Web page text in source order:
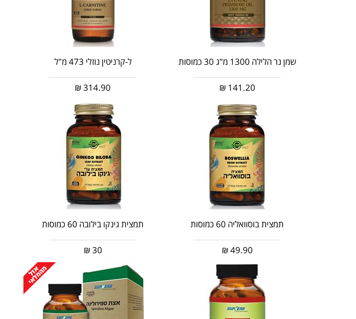
שמן נר הלילה 1300 מ"ג 30 כמוסות
141.20
₪
ל-קרניטין נוזלי 473 מ"ל
314.90
₪
תמצית בוסוואליה 60 כמוסות
49.90
₪
תמצית גינקו בילובה 60 כמוסות
30
₪